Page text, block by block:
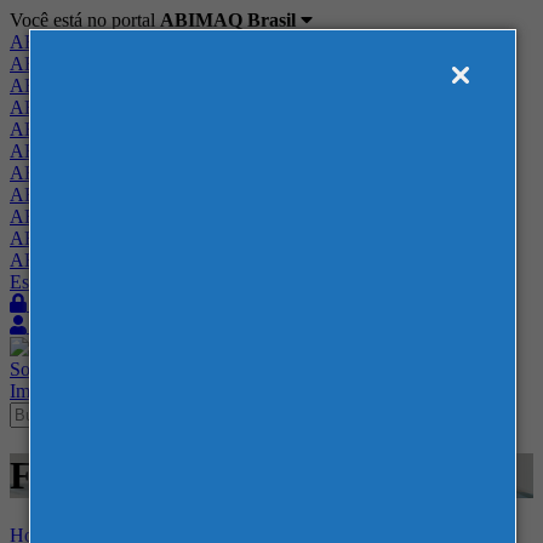
Você está no portal ABIMAQ Brasil
ABIMAQ Brasil
ABIMAQ Minas Gerais
ABIMAQ Norte-Nordeste
ABIMAQ Paraná
ABIMAQ Piracicaba
ABIMAQ Ribeirão Preto
ABIMAQ Rio de Janeiro
ABIMAQ Rio Grande do Sul
ABIMAQ Santa Catarina
ABIMAQ São Paulo
ABIMAQ Vale do Paraíba
Escritório de Relações Governamentais
Sobre
Imprensa
Feiras - Corferias - Energia
Home